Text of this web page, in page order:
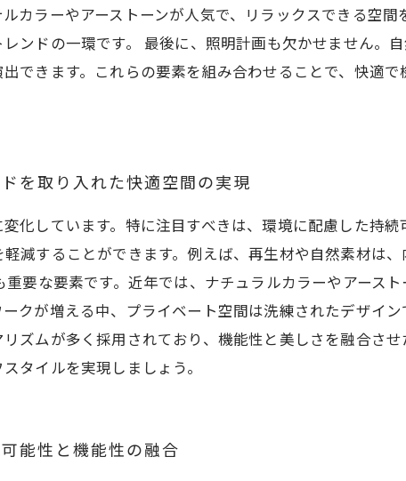
カラーやアーストーンが人気で、リラックスできる空
ンドの一環です。 最後に、照明計画も欠かせません。
できます。これらの要素を組み合わせることで、快適
を取り入れた快適空間の実現
化しています。特に注目すべきは、環境に配慮した持
減することができます。例えば、再生材や自然素材は
要な要素です。近年では、ナチュラルカラーやアース
クが増える中、プライベート空間は洗練されたデザイ
ズムが多く採用されており、機能性と美しさを融合さ
タイルを実現しましょう。
能性と機能性の融合